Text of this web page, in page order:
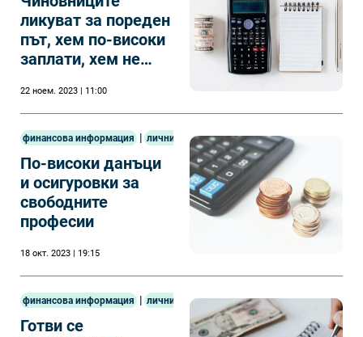
ликуват за пореден
път, хем по-високи
заплати, хем не
22 ноем. 2023 | 11:00
финансова информация | лични финанси
По-високи данъци
и осигуровки за
свободните
професии
18 окт. 2023 | 19:15
финансова информация | лични финанси
Готви се